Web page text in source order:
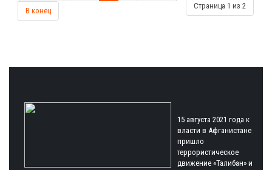
Страница 1 из 2
В конец
15 августа 2021 года к
власти в Афганистане
пришло
террористическое
движение «Талибан» и